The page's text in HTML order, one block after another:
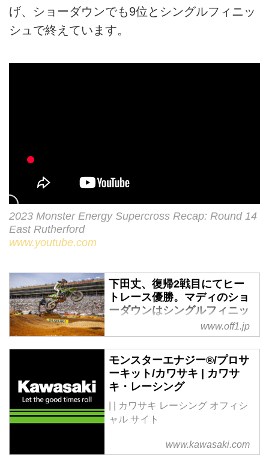
げ、ショーダウンでも9位とシングルフィニッ
シュで終えています。
2023 Monster Energy Supercross Recap: Round 14
East Rutherford
www.youtube.com
下田丈、復帰2戦目にてヒー
トレース優勝。マディのショ
ーダウンはシングルフィニッ
シュ スーパークロスRd.14 -
Off1.jp（オフワン・ドット・
ジェイピー）
AMAスーパークロスに参戦中の下
田丈。怪我からの復帰2戦目の第
ェスト・イーストショーダウンは
雷雨後のマディコンディションの
www.off1.jp
モンスターエナジー®/プロサ
ーキット/カワサキ | カワサ
キ・レーシング
カワサキ レーシング オフィシ
ャル サイト
www.kawasaki.com